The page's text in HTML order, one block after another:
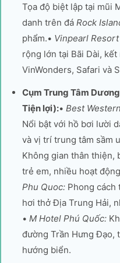
Tọa độ biệt lập tại mũi
danh trên đá Rock
phẩm.• Vinpearl
rộng lớn tại Bãi Dài,
VinWonders, Safari và
Cụm Trung Tâm
Tiện lợi):• Best
Nổi bật với hồ bơi lười
và vị trí trung tâm sầm
Không gian thân thiện,
trẻ em, nhiều hoạt
Phu Quoc: Phong cách
hơi thở Địa Trung Hải,
• M Hotel Phú Quốc:
đường Trần Hưng Đạo,
hướng biển.